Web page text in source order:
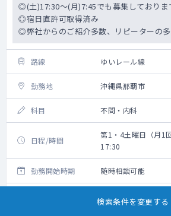
◎(土)17:30～(月)7:45でも募集しておりま
◎宿日直許可取得済み
◎弊社からのご紹介多数、リピーターの
路線 ゆいレール線
勤務地 沖縄県那覇市
科目 不問・内科
日程/時間
第1・4土曜日（月1
17:30
勤務開始時期 随時相談可能
検索条件を変更する